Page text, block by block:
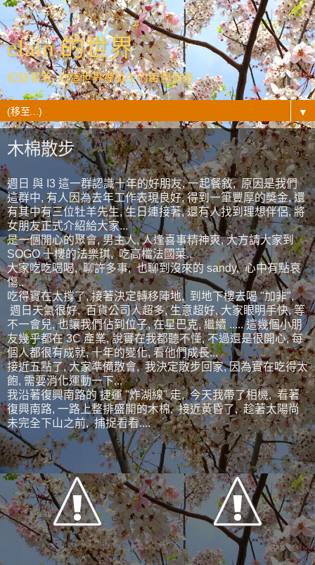
elain 的世界
紀錄著我- 在這世界裡發生的每個情緒...
▼
木棉散步
週日 與 I3 這一群認識十年的好朋友, 一起餐敘, 原因是我們
這群中, 有人因為去年工作表現良好, 得到一筆豐厚的獎金, 還
有其中有三位牡羊先生, 生日連接著, 還有人找到理想伴侶, 將
女朋友正式介紹給大家...
是一個開心的聚會, 男主人, 人逢喜事精神爽, 大方請大家到
SOGO 十樓的法樂琪, 吃高檔法國菜..
大家吃吃喝喝, 聊許多事, 也聊到沒來的 sandy, 心中有點哀
傷..
吃得實在太撐了, 接著決定轉移陣地, 到地下樓去喝 "加非",
週日天氣很好, 百貨公司人超多, 生意超好, 大家眼明手快, 等
不一會兒, 也讓我們佔到位子, 在星巴克, 繼續 ..... 這幾個小朋
友幾乎都在 3C 產業, 說實在我都聽不懂, 不過還是很開心, 每
個人都很有成就, 十年的變化, 看他們成長...
接近五點了, 大家準備散會, 我決定散步回家, 因為實在吃得太
飽, 需要消化運動一下...
我沿著復興南路的 捷運 "炸湖線" 走, 今天我帶了相機, 看著
復興南路, 一路上整排盛開的木棉, 接近黃昏了, 趁著太陽尚
未完全下山之前, 捕捉看看....